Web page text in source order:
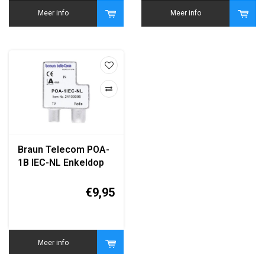
Meer info Meer info
Braun Telecom POA-
1B IEC-NL Enkeldop
Verlengkabel (1-€9,95
Meer info